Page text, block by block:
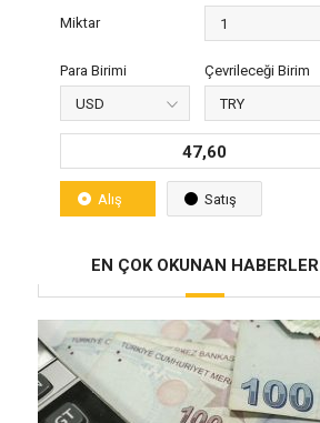
Miktar
Para Birimi Çevrileceği Birim
47,60
Alış Satış
EN ÇOK OKUNAN HABERLER